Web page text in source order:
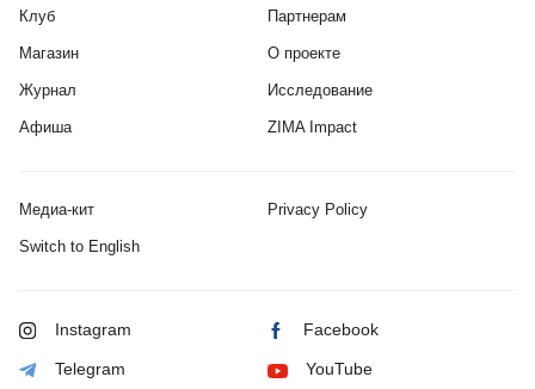
Клуб
Магазин
Журнал
Афиша
Партнерам
О проекте
Исследование
ZIMA Impact
Медиа-кит Privacy Policy
Switch to English
Instagram Facebook
Telegram YouTube